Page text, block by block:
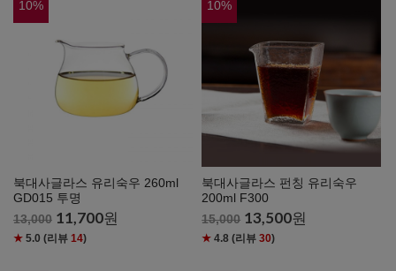
10%
북대사글라스 유리숙우 260ml
GD015 투명
13,000 11,700원
★ 5.0 (리뷰 14)
10%
북대사글라스 펀칭 유리숙우
200ml F300
15,000 13,500원
★ 4.8 (리뷰30)